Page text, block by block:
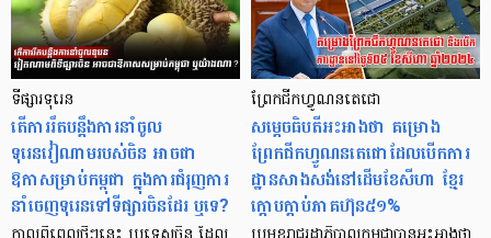
ទីផ្សារទុរេន
តើការរឹតបន្តឹងការនាំចូល
ទុរេនវៀណាមរបស់ចិន អាចជា
ឱកាសម្រាប់កម្ពុជា ក្នុងការជំរុញការ
នាំចេញទុរេនទៅទីផ្សារចិនដែរ ឬទេ?
ព្រែកជីកហ្វូណនតេជោ
សម្តេចធិបតីអះអាងថា គម្រោង
ព្រែកជីកហ្វូណនតេជោដែលបើកការ
ដ្ឋានសាងសង់នៅដើមខែសីហា ខ្មែរ
ក្តោបក្តាប់ភាគហ៊ុន៥១%